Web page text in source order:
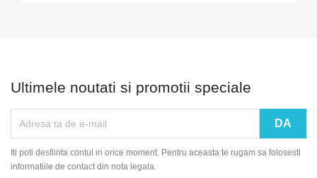
Ultimele noutati si promotii speciale
Iti poti desfiinta contul in orice moment. Pentru aceasta te rugam sa folosesti
informatiile de contact din nota legala.